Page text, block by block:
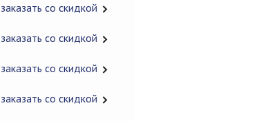
заказать со скидкой
заказать со скидкой
заказать со скидкой
заказать со скидкой